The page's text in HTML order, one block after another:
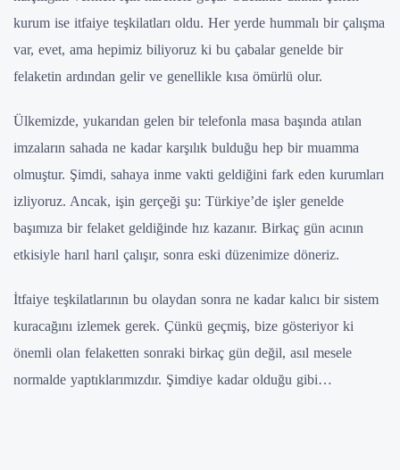
kurum ise itfaiye teşkilatları oldu. Her yerde hummalı bir çalışma
var, evet, ama hepimiz biliyoruz ki bu çabalar genelde bir
felaketin ardından gelir ve genellikle kısa ömürlü olur.
Ülkemizde, yukarıdan gelen bir telefonla masa başında atılan
imzaların sahada ne kadar karşılık bulduğu hep bir muamma
olmuştur. Şimdi, sahaya inme vakti geldiğini fark eden kurumları
izliyoruz. Ancak, işin gerçeği şu: Türkiye’de işler genelde
başımıza bir felaket geldiğinde hız kazanır. Birkaç gün acının
etkisiyle harıl harıl çalışır, sonra eski düzenimize döneriz.
İtfaiye teşkilatlarının bu olaydan sonra ne kadar kalıcı bir sistem
kuracağını izlemek gerek. Çünkü geçmiş, bize gösteriyor ki
önemli olan felaketten sonraki birkaç gün değil, asıl mesele
normalde yaptıklarımızdır. Şimdiye kadar olduğu gibi…